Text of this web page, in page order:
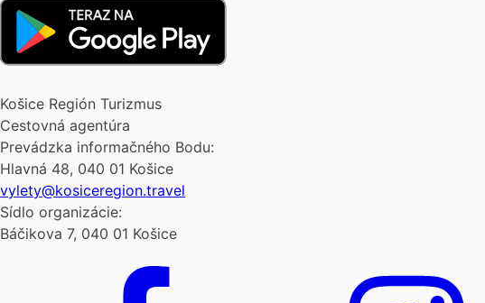
Košice Región Turizmus
Cestovná agentúra
Prevádzka informačného Bodu:
Hlavná 48, 040 01 Košice
vylety@kosiceregion.travel
Sídlo organizácie:
Báčikova 7, 040 01 Košice